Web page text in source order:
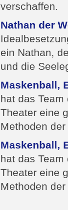
verschaffen.
Nathan der
ein Nathan,
und die
Maskenball,
hat das
Theater eine
Methoden
Maskenball,
hat das
Theater eine
Methoden